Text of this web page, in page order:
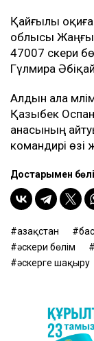
Қайғылы
облысы
47007 әскери
Гүлмира
Алдын ала
Қазыбек
анасының
командирі өзі
Достарыңмен
Қазақстан
әскери бөлім
әскерге шақыру